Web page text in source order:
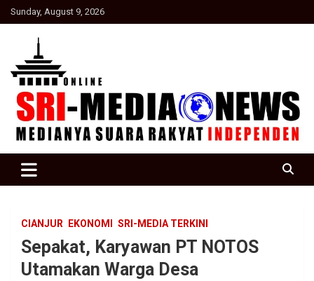
Skip
to
Sunday, August 9, 2026
SRI Media news
CIANJUR EKONOMI SRI-MEDIA TERKINI
Sepakat, Karyawan PT NOTOS
Utamakan Warga Desa